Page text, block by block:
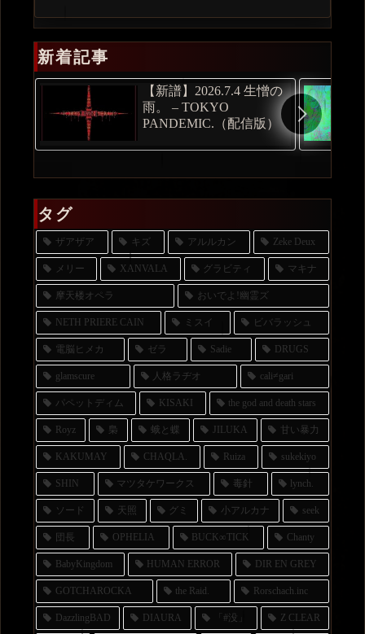
新着記事
【新譜】2026.7.4 生憎の
雨。 – TOKYO
PANDEMIC.（配信版）
タグ
ザアザア キズ アルルカン Zeke Deux
メリー XANVALA グラビティ マキナ
摩天楼オペラ おいでよ!幽霊ズ
NETH PRIERE CAIN ミスイ ビバラッシュ
電脳ヒメカ ゼラ Sadie DRUGS
glamscure 人格ラヂオ cali≠gari
パペットディム KISAKI the god and death stars
Royz 梟 蛾と蝶 JILUKA 甘い暴力
KAKUMAY CHAQLA. Ruiza sukekiyo
SHIN マツタケワークス 毒針 lynch.
ソード 天照 グミ 小アルカナ seek
団長 OPHELIA BUCK∞TICK Chanty
BabyKingdom HUMAN ERROR DIR EN GREY
GOTCHAROCKA the Raid. Rorschach.inc
DazzlingBAD DIAURA 「#没」 Z CLEAR